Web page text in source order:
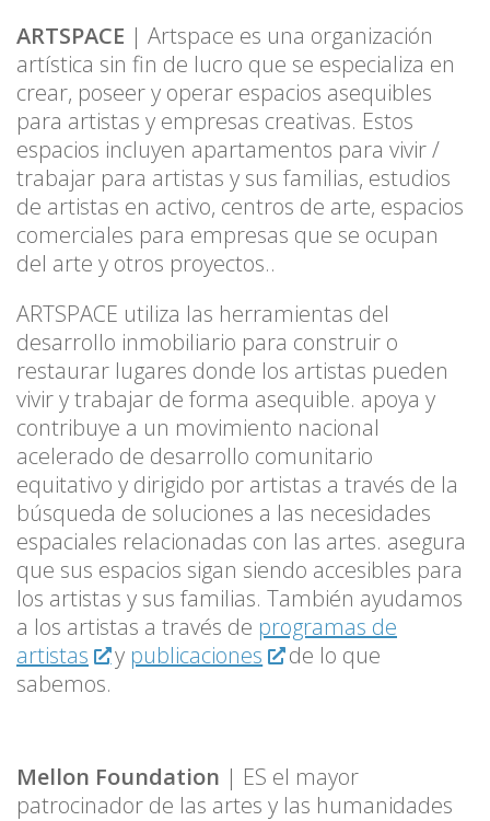
ARTSPACE | Artspace es una organización
artística sin fin de lucro que se especializa en
crear, poseer y operar espacios asequibles
para artistas y empresas creativas. Estos
espacios incluyen apartamentos para vivir /
trabajar para artistas y sus familias, estudios
de artistas en activo, centros de arte, espacios
comerciales para empresas que se ocupan
del arte y otros proyectos..
ARTSPACE utiliza las herramientas del
desarrollo inmobiliario para construir o
restaurar lugares donde los artistas pueden
vivir y trabajar de forma asequible. apoya y
contribuye a un movimiento nacional
acelerado de desarrollo comunitario
equitativo y dirigido por artistas a través de la
búsqueda de soluciones a las necesidades
espaciales relacionadas con las artes. asegura
que sus espacios sigan siendo accesibles para
los artistas y sus familias. También ayudamos
a los artistas a través de programas de
artistas
y publicaciones
de lo que
sabemos.
Mellon Foundation | ES el mayor
patrocinador de las artes y las humanidades